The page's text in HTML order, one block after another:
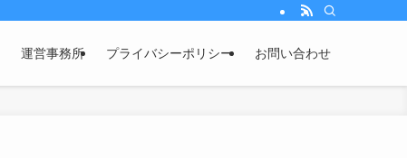
運営事務所 プライバシーポリシー お問い合わせ